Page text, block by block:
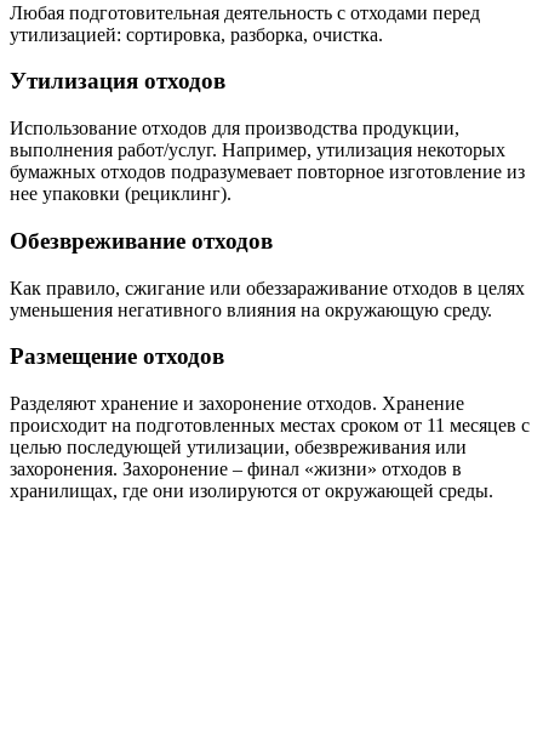
Любая подготовительная деятельность с отходами перед
утилизацией: сортировка, разборка, очистка.
Утилизация отходов
Использование отходов для производства продукции,
выполнения работ/услуг. Например, утилизация некоторых
бумажных отходов подразумевает повторное изготовление из
нее упаковки (рециклинг).
Обезвреживание отходов
Как правило, сжигание или обеззараживание отходов в целях
уменьшения негативного влияния на окружающую среду.
Размещение отходов
Разделяют хранение и захоронение отходов. Хранение
происходит на подготовленных местах сроком от 11 месяцев с
целью последующей утилизации, обезвреживания или
захоронения. Захоронение – финал «жизни» отходов в
хранилищах, где они изолируются от окружающей среды.